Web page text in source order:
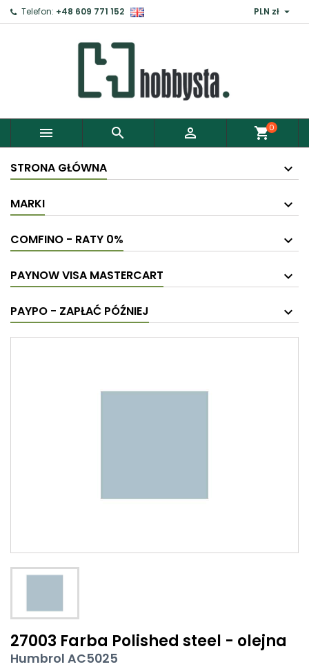
Telefon: +48 609 771 152 PLN zł 
   shopping_cart0
STRONA GŁÓWNA
MARKI
COMFINO - RATY 0%
PAYNOW VISA MASTERCART
PAYPO - ZAPŁAĆ PÓŹNIEJ
27003 Farba Polished steel - olejna
Humbrol AC5025